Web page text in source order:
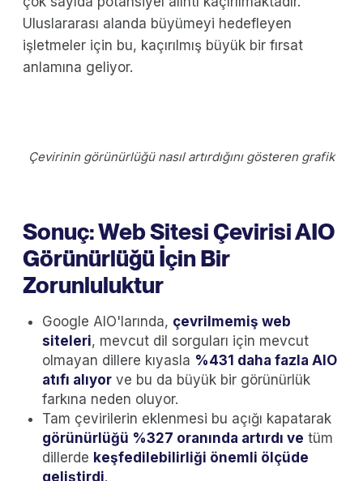
Uluslararası alanda büyümeyi hedefleyen
işletmeler için bu, kaçırılmış büyük bir fırsat
anlamına geliyor.
Çevirinin görünürlüğü nasıl artırdığını gösteren grafik
Sonuç: Web Sitesi Çevirisi AIO
Görünürlüğü İçin Bir
Zorunluluktur
Google AIO'larında, çevrilmemiş web
siteleri, mevcut dil sorguları için mevcut
olmayan dillere kıyasla %431 daha fazla AIO
atıfı alıyor ve bu da büyük bir görünürlük
farkına neden oluyor.
Tam çevirilerin eklenmesi bu açığı kapatarak
görünürlüğü %327 oranında artırdı ve tüm
dillerde keşfedilebilirliği önemli ölçüde
geliştirdi.